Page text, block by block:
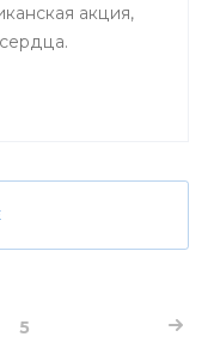
акция,
5